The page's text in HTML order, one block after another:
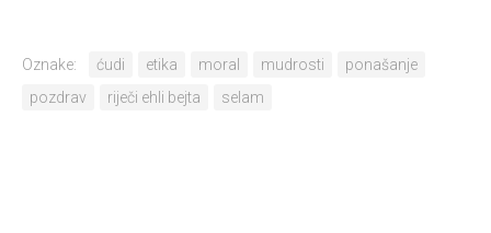
Oznake: ćudi etika moral mudrosti
ponašanje
pozdrav
riječi ehli bejta selam